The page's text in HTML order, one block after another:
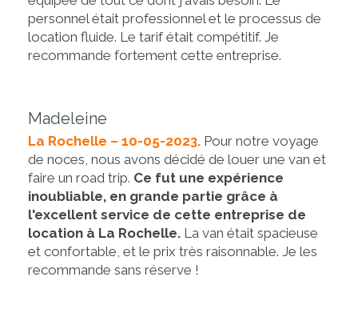
personnel était professionnel et le processus de
location fluide. Le tarif était compétitif. Je
recommande fortement cette entreprise.
Madeleine
La Rochelle – 10-05-2023. Pour notre voyage
de noces, nous avons décidé de louer une van et
faire un road trip. Ce fut une expérience
inoubliable, en grande partie grâce à
l'excellent service de cette entreprise de
location à La Rochelle. La van était spacieuse
et confortable, et le prix très raisonnable. Je les
recommande sans réserve !